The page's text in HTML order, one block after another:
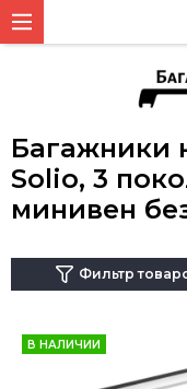
Багажники
Solio, 3
минивен
Фильтр
В НАЛИЧИИ